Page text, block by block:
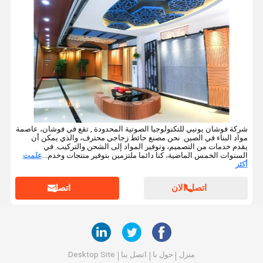
شركة فوشان يونيي للتكنولوجيا الصوتية المحدودة , تقع في فوشان، عاصمة
مواد البناء في الصين. نحن مصنع حائط زجاجي محترف، والذي يمكن أن
يقدم خدمات من التصميم، وتوفير المواد إلى الشحن والتركيب. في
السنوات الخمس الماضية، كنا دائما ملتزمين بتوفير منتجات وخدم...علمت
أكثر
اتصل الان اتصل
منزل حول نا اتصل بنا Desktop Site